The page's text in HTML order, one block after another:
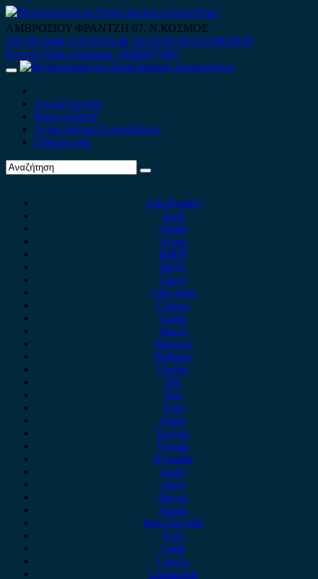
Skip
to
content
ΑΜΒΡΟΣΙΟΥ ΦΡΑΝΤΖΗ 67, Ν.ΚΟΣΜΟΣ
210 9012444 210 9239148 210 9238158 210 9026839
Κινητό-Viber-whatsapp : 6980507900
Primary
Αρχική Σελίδα
Ποιοί είμαστε
Ανταλλακτικά Αυτοκινήτων
Επικοινωνία
Alfa Romeo
Audi
Austin
Acura
BMW
BYD
Chery
Chevrolet
Citroen
Cupra
Dacia
Daewoo
Daihatsu
Dodge
DS
Fiat
Ford
Geely
Gonow
Honda
Hyundai
Isuzu
iveco
Jaecoo
Jaguar
Jeep Chrysler
KIA
Lada
Lancia
Leapmotor